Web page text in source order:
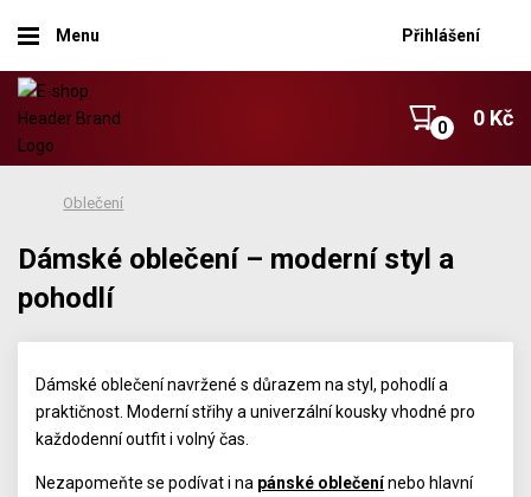
Menu Přihlášení
0 Kč
Oblečení
Dámské oblečení – moderní styl a
pohodlí
Dámské oblečení navržené s důrazem na styl, pohodlí a
praktičnost. Moderní střihy a univerzální kousky vhodné pro
každodenní outfit i volný čas.
Nezapomeňte se podívat i na pánské oblečenínebo hlavní